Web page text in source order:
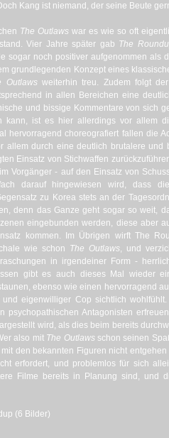
Kang ist niemand, der seine Beute
The Outlaws war es wie so oft
Vier Jahre später gab The
sogar noch positiver aufgenommen als
grundlegenden Konzept eines
Outlawsweiterhin treu. Zudem folgt
in allen Bereichen eine
und bissige Kommentare von sich
kann, ist es hier allerdings vor allem
hervorragend choreografiert fallen die
allem durch eine deutlich brutalere und
Einsatz von Stichwaffen
Vorgänger - auf den Einsatz von
darauf hingewiesen wird, dass
zu Korea stets an der
denn das Ganze geht sogar so weit,
eingebunden werden, diese aber
kommen. Im Übrigen wirft The
wie schon The Outlaws, und
in irgendeiner Form -
gibt es auch dieses Mal wieder
ebenso wie einen hervorragend
und eigenwilliger Cop sichtlich
psychopathischen Antagonisten
wird, als dies beim bereits
also mit The Outlawsschon seinen
den bekannten Figuren nicht
erfordert, und problemlos für sich
Filme bereits in Planung sind, und
(6 Bilder)